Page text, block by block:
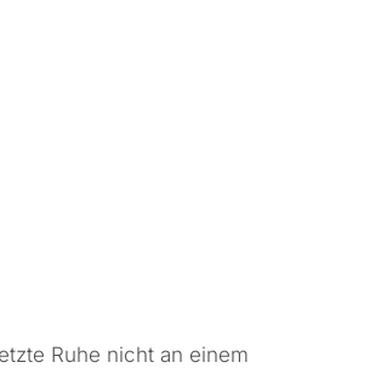
Ruhe nicht an einem